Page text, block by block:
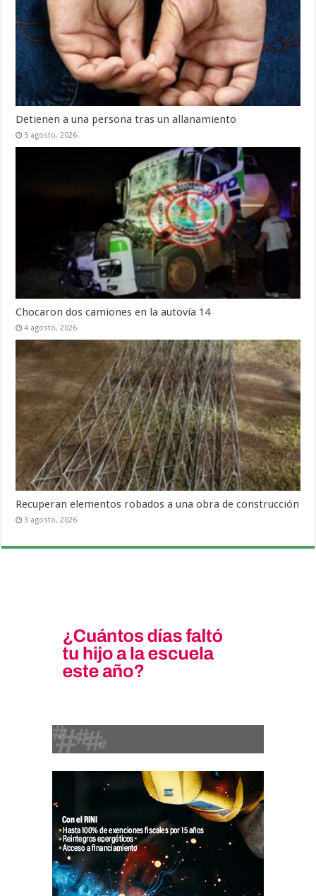
Detienen a una persona tras un allanamiento
5 agosto, 2026
Chocaron dos camiones en la autovía 14
4 agosto, 2026
Recuperan elementos robados a una obra de construcción
3 agosto, 2026